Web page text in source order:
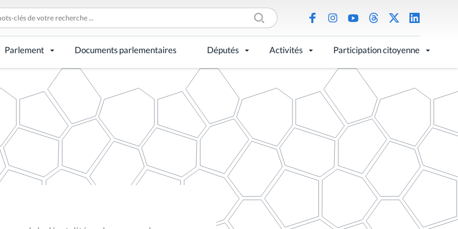
Parlement Documents parlementaires Députés Activités Participation citoyenne